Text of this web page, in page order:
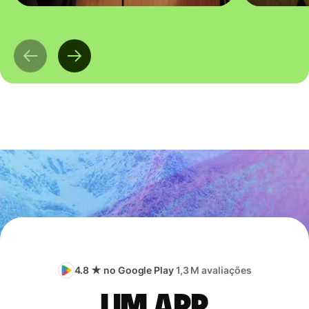
4.8 ★ no Google Play1,3 M avaliações